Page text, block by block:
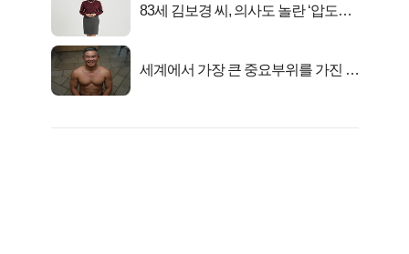
83세 김보경 씨, 의사도 놀란 ‘압도적
세계에서 가장 큰 중요부위를 가진 남